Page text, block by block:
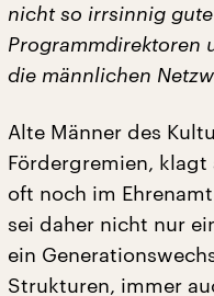
nicht so irrsinnig
Programmdirektoren
die männlichen
Alte Männer des
Fördergremien, klagt
oft noch im
sei daher nicht nur
ein
Strukturen, immer